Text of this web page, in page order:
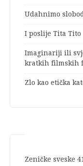
Udahnimo
I poslije Tita Tito
Imaginariji ili
kratkih filmskih
Zlo kao etička
Zeničke sveske